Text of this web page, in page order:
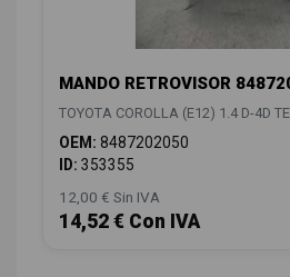
MANDO RETROVISOR
TOYOTA COROLLA (E12) 1.4 D-4D
OEM: 8487202050
ID: 353355
12,00 € Sin IVA
14,52 € Con IVA